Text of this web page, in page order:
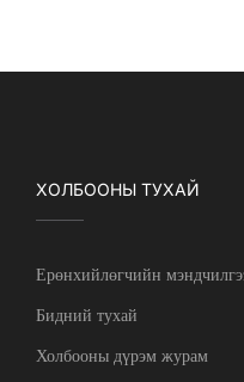
ХОЛБООНЫ ТУХАЙ
Ерөнхийлөгчийн
Бидний тухай
Холбооны дүрэм журам